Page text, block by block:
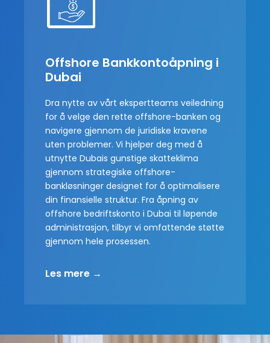
Offshore Bankkontoåpning i
Dubai
Dra nytte av vårt ekspertteams veiledning
for å velge den rette offshore-banken og
navigere gjennom de juridiske kravene
uten problemer. Vi hjelper deg med å
utnytte Dubais gunstige skatteklima
gjennom strategiske offshore-
bankløsninger designet for å optimalisere
din finansielle struktur. Fra åpning av
offshore bedriftskonto i Dubai til løpende
administrasjon, tilbyr vi omfattende støtte
gjennom hele prosessen.
Les mere →